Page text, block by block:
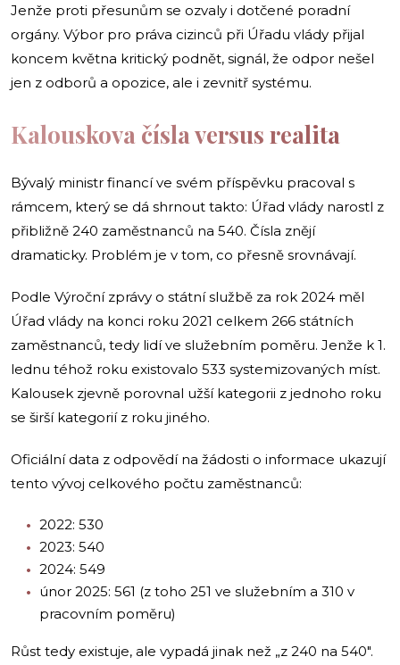
Jenže proti přesunům se ozvaly i dotčené poradní
orgány. Výbor pro práva cizinců při Úřadu vlády přijal
koncem května kritický podnět, signál, že odpor nešel
jen z odborů a opozice, ale i zevnitř systému.
Kalouskova čísla versus realita
Bývalý ministr financí ve svém příspěvku pracoval s
rámcem, který se dá shrnout takto: Úřad vlády narostl z
přibližně 240 zaměstnanců na 540. Čísla znějí
dramaticky. Problém je v tom, co přesně srovnávají.
Podle Výroční zprávy o státní službě za rok 2024 měl
Úřad vlády na konci roku 2021 celkem 266 státních
zaměstnanců, tedy lidí ve služebním poměru. Jenže k 1.
lednu téhož roku existovalo 533 systemizovaných míst.
Kalousek zjevně porovnal užší kategorii z jednoho roku
se širší kategorií z roku jiného.
Oficiální data z odpovědí na žádosti o informace ukazují
tento vývoj celkového počtu zaměstnanců:
2022: 530
2023: 540
2024: 549
únor 2025: 561 (z toho 251 ve služebním a 310 v
pracovním poměru)
Růst tedy existuje, ale vypadá jinak než „z 240 na 540″.